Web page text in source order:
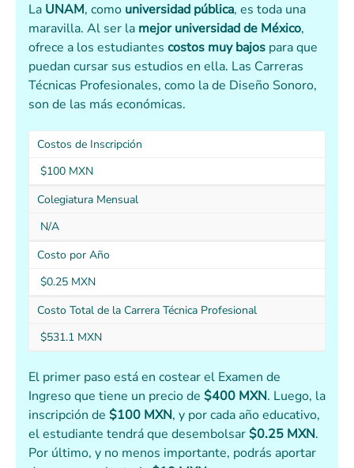
La UNAM, como universidad pública, es toda una
maravilla. Al ser la mejor universidad de México,
ofrece a los estudiantes costos muy bajos para que
puedan cursar sus estudios en ella. Las Carreras
Técnicas Profesionales, como la de Diseño Sonoro,
son de las más económicas.
Costos de Inscripción
$100 MXN
Colegiatura Mensual
N/A
Costo por Año
$0.25 MXN
Costo Total de la Carrera Técnica Profesional
$531.1 MXN
El primer paso está en costear el Examen de
Ingreso que tiene un precio de $400 MXN. Luego, la
inscripción de $100 MXN, y por cada año educativo,
el estudiante tendrá que desembolsar$0.25 MXN.
Por último, y no menos importante, podrás aportar